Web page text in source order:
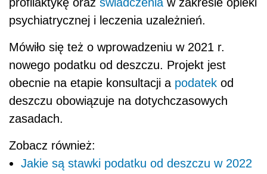
psychiatrycznej i leczenia uzależnień.
Mówiło się też o wprowadzeniu w 2021 r.
nowego podatku od deszczu. Projekt jest
obecnie na etapie konsultacji a podatek od
deszczu obowiązuje na dotychczasowych
zasadach.
Zobacz również:
Jakie są stawki podatku od deszczu w 2022